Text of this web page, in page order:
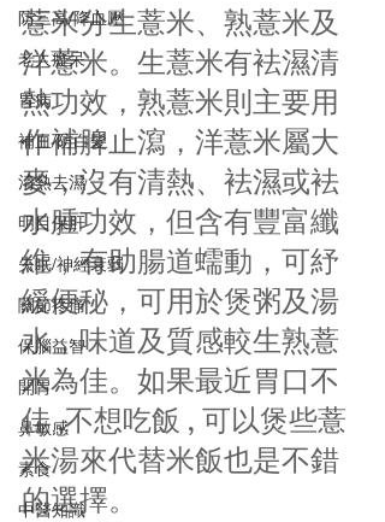
防三高/降血壓
老人癡呆
胃病
補血/防白髮
清熱去濕
明目保肝
失眠/神經衰弱
關節疼痛
保腦益智
開胃
鼻敏感
素食
中醫知識
薏米分生薏米、熟薏米及
洋薏米。生薏米有袪濕清
熱功效，熟薏米則主要用
作補脾止瀉，洋薏米屬大
麥，沒有清熱、袪濕或袪
水腫功效，但含有豐富纖
維，有助腸道蠕動，可紓
緩便秘，可用於煲粥及湯
水，味道及質感較生熟薏
米為佳。如果最近胃口不
佳 ,不想吃飯 , 可以煲些薏
米湯來代替米飯也是不錯
的選擇。